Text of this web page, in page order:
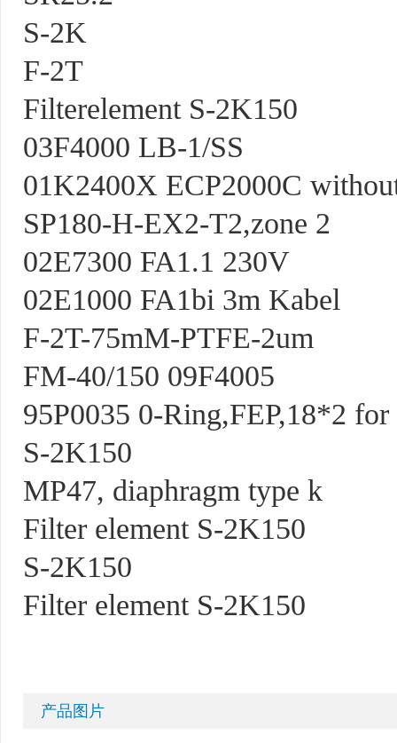
S-2K
F-2T
Filterelement S-2K150
03F4000 LB-1/SS
01K2400X ECP2000C
SP180-H-EX2-T2,zone 2
02E7300 FA1.1 230V
02E1000 FA1bi 3m Kabel
F-2T-75mM-PTFE-2um
FM-40/150 09F4005
95P0035 0-Ring,FEP,18*2
S-2K150
MP47, diaphragm type k
Filter element S-2K150
S-2K150
Filter element S-2K150
产品图片